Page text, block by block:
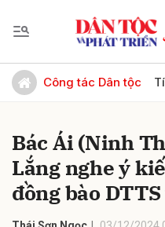
Công tác Dân tộc
Bác Ái (Ninh
Lắng nghe ý
đồng bào
Gửi bình luận